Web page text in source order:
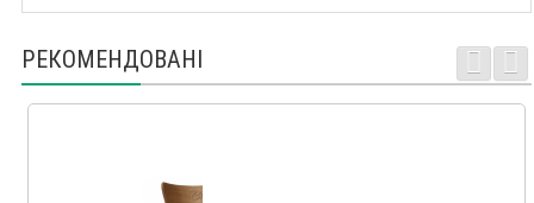
РЕКОМЕНДОВАНІ